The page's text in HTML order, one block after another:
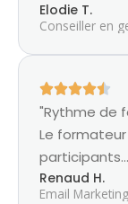
Elodie T.
Conseiller en
"Rythme de
Le
participants...
Renaud H.
Email